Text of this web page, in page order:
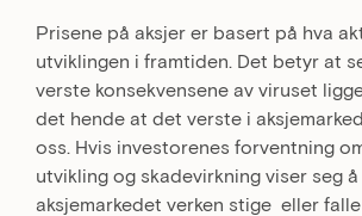
Prisene på aksjer er basert på hva
utviklingen i framtiden. Det betyr at
verste konsekvensene av viruset
det hende at det verste i
oss. Hvis investorenes forventning
utvikling og skadevirkning viser seg
aksjemarkedet verken stige eller